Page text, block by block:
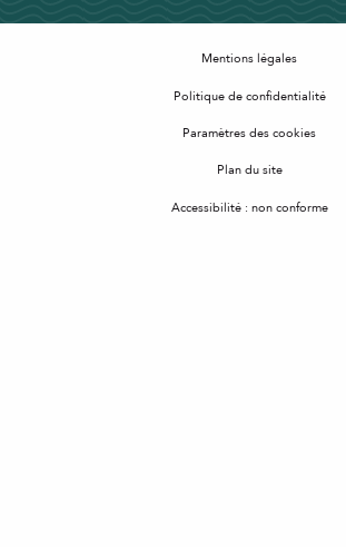
Mentions légales
Politique de confidentialité
Paramètres des cookies
Plan du site
Accessibilité : non conforme